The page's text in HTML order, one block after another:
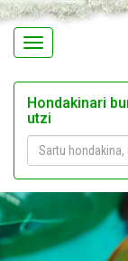
Navegación
Hondakinari
utzi